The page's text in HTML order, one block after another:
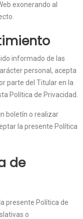
exonerando al
informado de las
personal, acepta
parte del Titular en la
Política de Privacidad.
boletín o realizar
la presente Política
de
presente Política de
o